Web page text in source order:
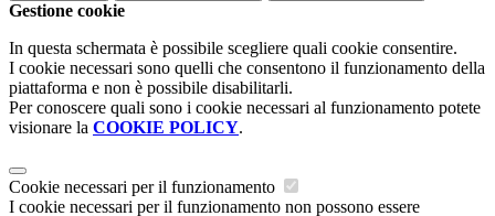
Gestione cookie
In questa schermata è possibile scegliere quali cookie consentire.
I cookie necessari sono quelli che consentono il funzionamento della
piattaforma e non è possibile disabilitarli.
Per conoscere quali sono i cookie necessari al funzionamento potete
visionare la COOKIE POLICY.
Cookie necessari per il funzionamento
I cookie necessari per il funzionamento non possono essere